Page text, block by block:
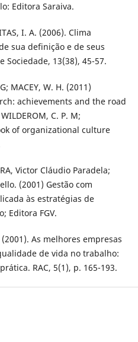
Editora Saraiva.
I. A. (2006). Clima
sua definição e de seus
Sociedade, 13(38), 45-57.
MACEY, W. H. (2011)
achievements and the road
C. P. M;
of organizational culture
Victor Cláudio Paradela;
(2001) Gestão com
às estratégias de
Editora FGV.
(2001). As melhores empresas
de vida no trabalho:
RAC, 5(1), p. 165-193.